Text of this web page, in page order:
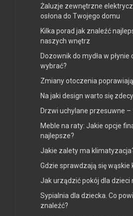
Żaluzje zewnętrzne
osłona do Twojego domu
Kilka porad jak znaleźć
naszych wnętrz
Dozownik do mydła w
wybrać?
Zmiany otoczenia
Na jaki design warto się
Drzwi uchylane przesuwne
Meble na raty: Jakie opcje
najlepsze?
Jakie zalety ma
Gdzie sprawdzają się wąskie
Jak urządzić pokój dla dzieci
Sypialnia dla dziecka. Co
znaleźć?